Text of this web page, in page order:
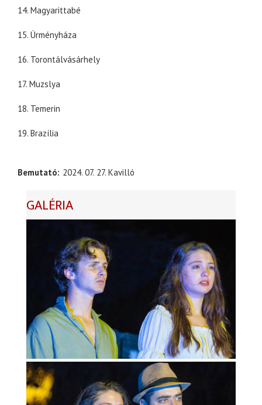
14. Magyarittabé
15. Ürményháza
16. Torontálvásárhely
17. Muzslya
18. Temerin
19. Brazília
Bemutató 2024. 07. 27. Kavilló
GALÉRIA